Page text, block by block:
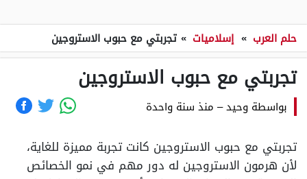
حلم العرب » إسلاميات » تجربتي مع حبوب الاستروجين
تجربتي مع حبوب الاستروجين
بواسطة وحيد– منذ سنة واحدة
تجربتي مع حبوب الاستروجين كانت تجربة مميزة للغاية،
لأن هرمون الاستروجين له دور مهم في نمو الخصائص